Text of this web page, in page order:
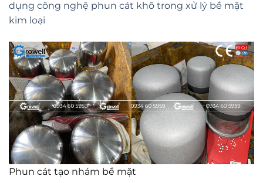
dụng công nghệ phun cát khô trong xử lý bề mặt
kim loại
Phun cát tạo nhám bề mặt